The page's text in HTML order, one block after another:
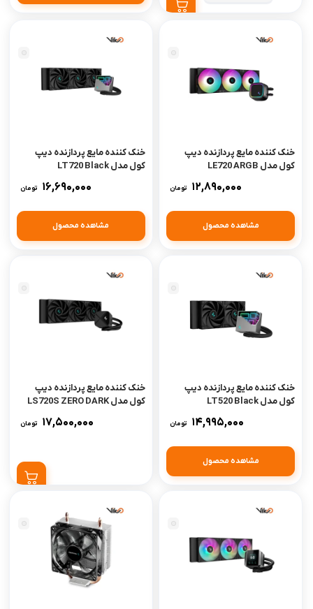
خنک کننده مایع پردازنده دیپ
کول مدل LE720 ARGB
12,890,000 تومان
مشاهده محصول
خنک کننده مایع پردازنده دیپ
کول مدل LT720 Black
16,690,000 تومان
مشاهده محصول
خنک کننده مایع پردازنده دیپ
کول مدل LT520 Black
14,995,000 تومان
مشاهده محصول
خنک کننده مایع پردازنده دیپ
کول مدل LS720S ZERO DARK
17,500,000 تومان